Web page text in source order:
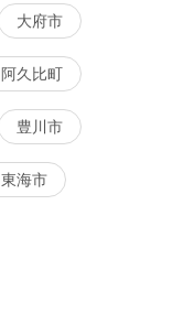
大府市
阿久比町
豊川市
東海市